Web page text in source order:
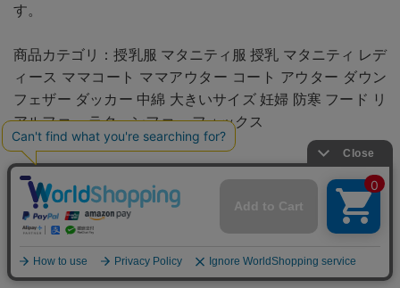
す。
商品カテゴリ：授乳服 マタニティ服 授乳 マタニティ レデ
ィース ママコート ママアウター コート アウター ダウン
フェザー ダッカー 中綿 大きいサイズ 妊婦 防寒 フード リ
アルファー ラクーンファー フォックス